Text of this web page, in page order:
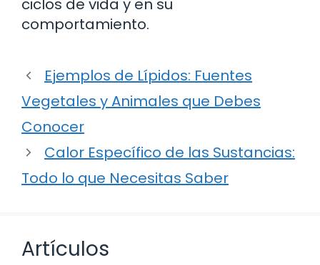
ciclos de vida y en su
comportamiento.
Ejemplos de Lípidos: Fuentes
Vegetales y Animales que Debes
Conocer
Calor Específico de las Sustancias:
Todo lo que Necesitas Saber
Artículos